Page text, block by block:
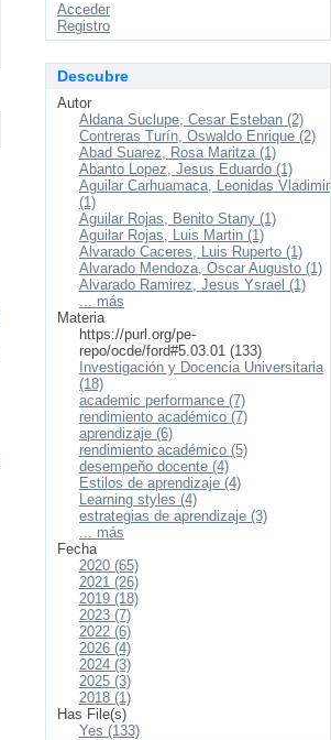
Acceder
Registro
Descubre
Autor
Aldana Suclupe, Cesar Esteban (2)
Contreras Turín, Oswaldo Enrique (2)
Abad Suarez, Rosa Maritza (1)
Abanto Lopez, Jesus Eduardo (1)
Aguilar Carhuamaca, Leonidas Vladimir
(1)
Aguilar Rojas, Benito Stany (1)
Aguilar Rojas, Luis Martin (1)
Alvarado Caceres, Luis Ruperto (1)
Alvarado Mendoza, Oscar Augusto (1)
Alvarado Ramirez, Jesus Ysrael (1)
... más
Materia
https://purl.org/pe-
repo/ocde/ford#5.03.01 (133)
Investigación y Docencia Universitaria
(18)
academic performance (7)
rendimiento académico (7)
aprendizaje (6)
rendimiento académico (5)
desempeño docente (4)
Estilos de aprendizaje (4)
Learning styles (4)
estrategias de aprendizaje (3)
... más
Fecha
2020 (65)
2021 (26)
2019 (18)
2023 (7)
2022 (6)
2026 (4)
2024 (3)
2025 (3)
2018 (1)
Has File(s)
Yes (133)